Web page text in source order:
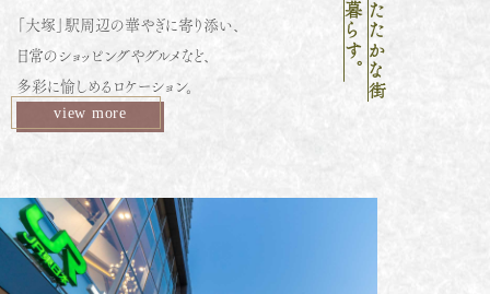
塚
次代を魅了する暮らしへ。
TOP
CONCEPT
「大塚」駅周辺の華やぎに寄り添い、
日常のショッピングやグルメなど、
多彩に愉しめるロケーション。
view more